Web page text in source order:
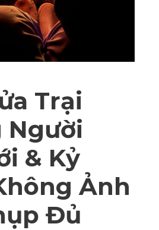
Trại
Người
& Kỷ
Ảnh
Đủ